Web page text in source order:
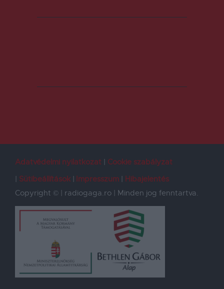
Adatvédelmi nyilatkozat
Cookie szabályzat
Sütibeállítások
Impresszum
Hibajelentés
Copyright © | radiogaga.ro | Minden jog fenntartva.